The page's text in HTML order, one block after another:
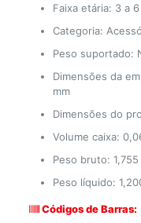
Faixa etária: 3 a
Categoria:
Peso suportado:
Dimensões da
mm
Dimensões do
Volume caixa:
Peso bruto: 1,755
Peso líquido:
Códigos de Barras: